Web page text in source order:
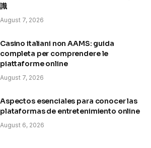
識
August 7, 2026
Casino italiani non AAMS: guida
completa per comprendere le
piattaforme online
August 7, 2026
Aspectos esenciales para conocer las
plataformas de entretenimiento online
August 6, 2026